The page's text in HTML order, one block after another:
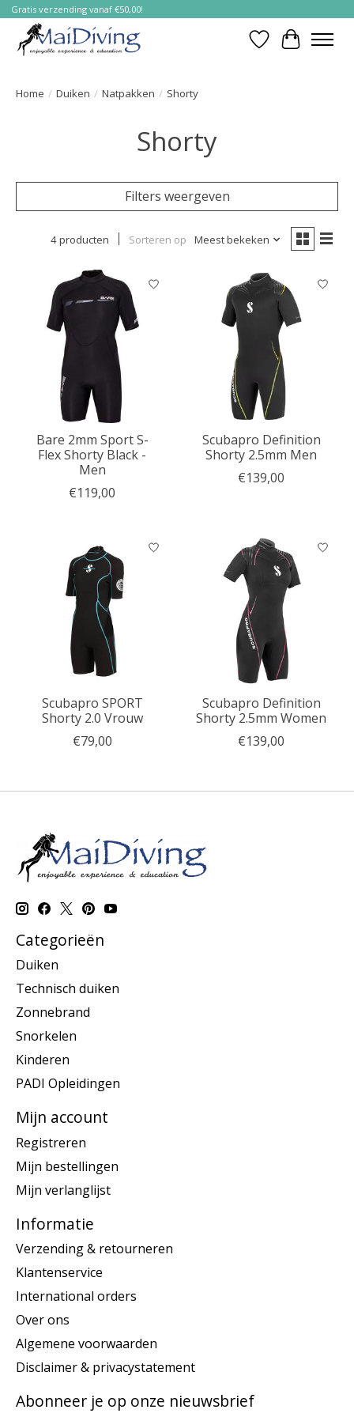
Gratis verzending vanaf €50,00!
Verlanglijst
Home / Duiken / Natpakken / Shorty
Shorty
Filters weergeven
4 producten Sorteren op Meest bekeken
Bare 2mm Sport S-
Flex Shorty Black -
Men
€119,00
Scubapro Definition
Shorty 2.5mm Men
€139,00
Scubapro SPORT
Shorty 2.0 Vrouw
€79,00
Scubapro Definition
Shorty 2.5mm Women
€139,00
Categorieën
Duiken
Technisch duiken
Zonnebrand
Snorkelen
Kinderen
PADI Opleidingen
Mijn account
Registreren
Mijn bestellingen
Mijn verlanglijst
Informatie
Verzending & retourneren
Klantenservice
International orders
Over ons
Algemene voorwaarden
Disclaimer & privacystatement
Abonneer je op onze nieuwsbrief